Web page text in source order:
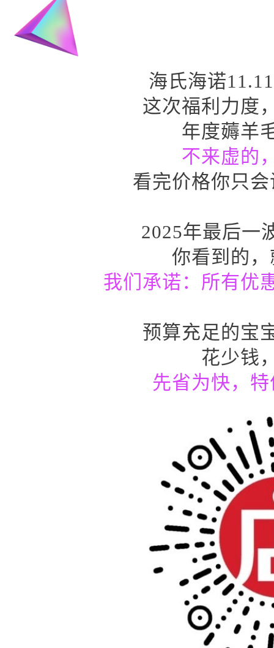
海氏海诺
这次福利力度
年度薅羊
不来虚的
看完价格你只
2025年最后一
你看到的
我们承诺：所有优
预算充足的宝
花少钱
先省为快，